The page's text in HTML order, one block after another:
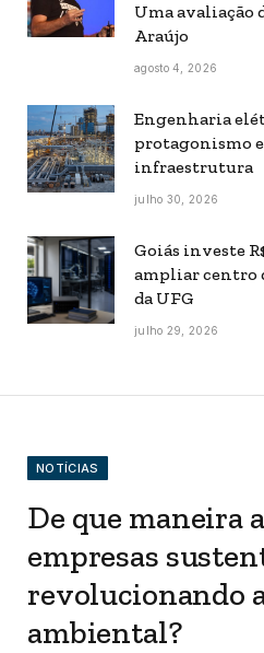
Uma avaliação
Araújo
agosto 4, 2026
Engenharia
protagonismo
infraestrutura
julho 30, 2026
Goiás investe
ampliar centro
da UFG
julho 29, 2026
NOTÍCIAS
De que maneira
empresas
revolucionando
ambiental?